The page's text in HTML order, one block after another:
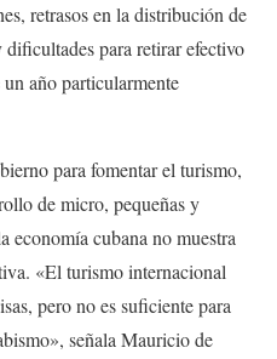
retrasos en la distribución de
para retirar efectivo
año particularmente
para fomentar el turismo,
de micro, pequeñas y
economía cubana no muestra
«El turismo internacional
pero no es suficiente para
señala Mauricio de